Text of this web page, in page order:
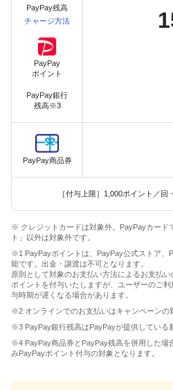
PayPay残高
チャージ方法
PayPay
ポイント
PayPay銀行
残高※3
PayPay商品券
［付与上限］1,000ポイント／回
※ クレジットカードは対象外。PayPayカード
ト」以外は対象外です。
※1 PayPayポイントは、PayPay公式ストア、
能です。出金・譲渡は不可となります。
原則として対象のお支払い方法によるお支払
ポイントを付与いたしますが、ユーザーのご
与時期が遅くなる場合があります。
※2 オンラインでのお支払いはキャンペーンの
※3 PayPay銀行残高はPayPayが提供している
※4 PayPay商品券とPayPay残高を併用した場
みPayPayポイント付与の対象となります。